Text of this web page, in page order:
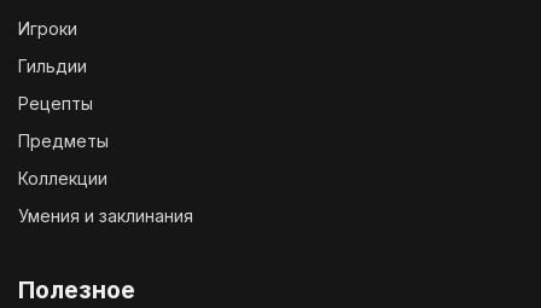
Игроки
Гильдии
Рецепты
Предметы
Коллекции
Умения и заклинания
Полезное